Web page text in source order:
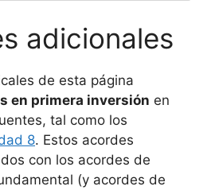
adicionales
de esta página
en primera inversión en
tal como los
8. Estos acordes
con los acordes de
(y acordes de